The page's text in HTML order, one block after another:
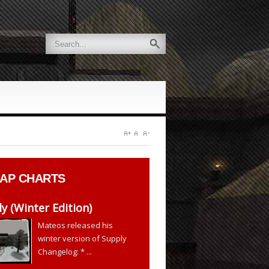
CHARTS
(Winter Edition)
Mateos released his
winter version of Supply
Changelog: * ...